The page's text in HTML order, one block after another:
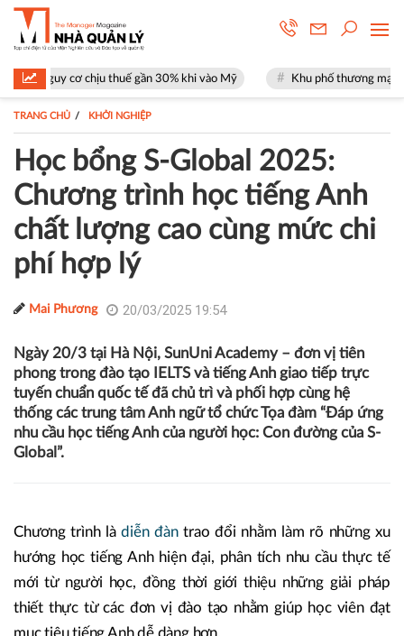
gần 30% khi vào Mỹ Khu phố thương mại SOHO tại The Global
TRANG CHỦ KHỞI NGHIỆP
Học bổng S-Global 2025:
Chương trình học tiếng Anh
chất lượng cao cùng mức chi
phí hợp lý
Mai Phương 20/03/2025 19:54
thống các trung tâm Anh ngữ tổ chức Tọa đàm “Đáp ứng
nhu cầu học tiếng Anh của người học: Con đường của S-
Global”.